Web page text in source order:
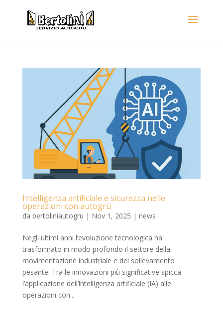
Intelligenza artificiale e sicurezza nelle
operazioni con autogrù
da bertoliniautogru | Nov 1, 2025 | news
Negli ultimi anni l’evoluzione tecnologica ha
trasformato in modo profondo il settore della
movimentazione industriale e del sollevamento
pesante. Tra le innovazioni più significative spicca
l’applicazione dell’intelligenza artificiale (IA) alle
operazioni con...